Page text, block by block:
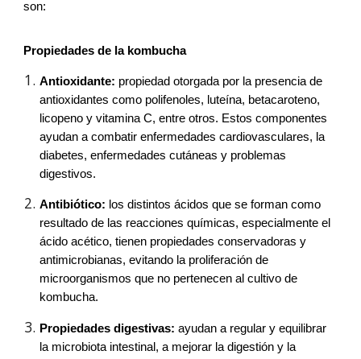
son:
Propiedades de la kombucha
Antioxidante: propiedad otorgada por la presencia de
antioxidantes como polifenoles, luteína, betacaroteno,
licopeno y vitamina C, entre otros. Estos componentes
ayudan a combatir enfermedades cardiovasculares, la
diabetes, enfermedades cutáneas y problemas
digestivos.
Antibiótico: los distintos ácidos que se forman como
resultado de las reacciones químicas, especialmente el
ácido acético, tienen propiedades conservadoras y
antimicrobianas, evitando la proliferación de
microorganismos que no pertenecen al cultivo de
kombucha.
Propiedades digestivas: ayudan a regular y equilibrar
la microbiota intestinal, a mejorar la digestión y la